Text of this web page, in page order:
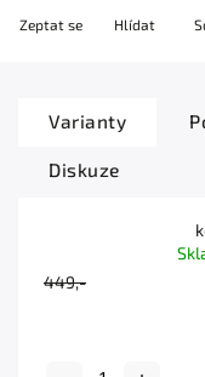
Zeptat se Hlídat
Varianty
Diskuze
449,-